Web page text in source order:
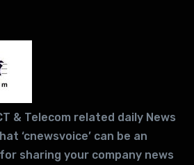
& Telecom related daily News
‘cnewsvoice’ can be an
sharing your company news